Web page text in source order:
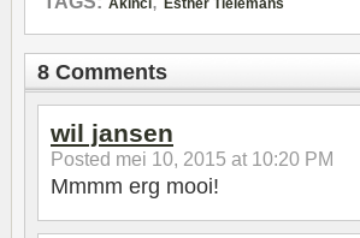
Akinci Esther Tielemans
8 Comments
wil jansen
Posted mei 10, 2015 at 10:20 PM
Mmmm erg mooi!